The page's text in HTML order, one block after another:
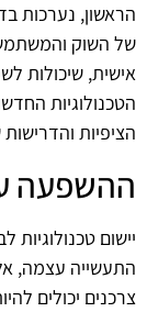
הראשון, נערכות
של השוק
אישית, שיכולות
הטכנולוגיות
הציפיות
ההשפעה
יישום
התעשייה עצמה,
צרכנים יכולים